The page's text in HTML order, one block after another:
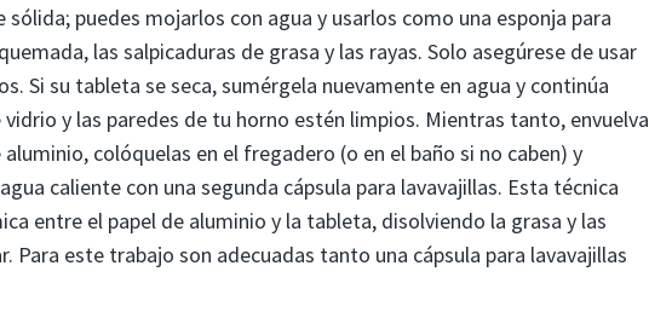
puedes mojarlos con agua y usarlos como una esponja para
las salpicaduras de grasa y las rayas. Solo asegúrese de usar
Si su tableta se seca, sumérgela nuevamente en agua y continúa
y las paredes de tu horno estén limpios. Mientras tanto, envuelva
colóquelas en el fregadero (o en el baño si no caben) y
caliente con una segunda cápsula para lavavajillas. Esta técnica
entre el papel de aluminio y la tableta, disolviendo la grasa y las
Para este trabajo son adecuadas tanto una cápsula para lavavajillas